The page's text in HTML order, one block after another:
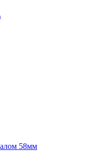
58мм